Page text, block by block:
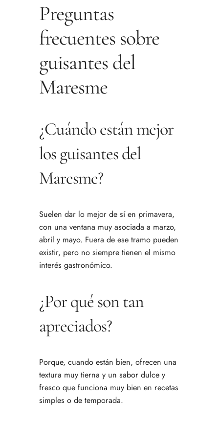
Preguntas
frecuentes sobre
guisantes del
Maresme
¿Cuándo están mejor
los guisantes del
Maresme?
Suelen dar lo mejor de sí en primavera,
con una ventana muy asociada a marzo,
abril y mayo. Fuera de ese tramo pueden
existir, pero no siempre tienen el mismo
interés gastronómico.
¿Por qué son tan
apreciados?
Porque, cuando están bien, ofrecen una
textura muy tierna y un sabor dulce y
fresco que funciona muy bien en recetas
simples o de temporada.